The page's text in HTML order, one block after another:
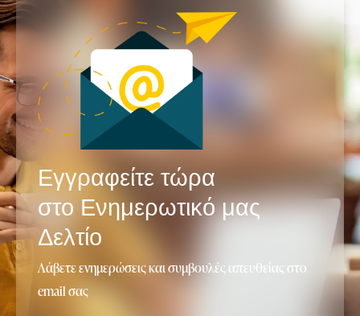
Εγγραφείτε τώρα
στο Ενημερωτικό μας
Δελτίο
Λάβετε ενημερώσεις και συμβουλές απευθείας στο
email σας